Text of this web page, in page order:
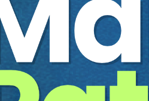
Sağlık Turizmi Hukuku Video
Eğitimi
300
Sepete Ekle